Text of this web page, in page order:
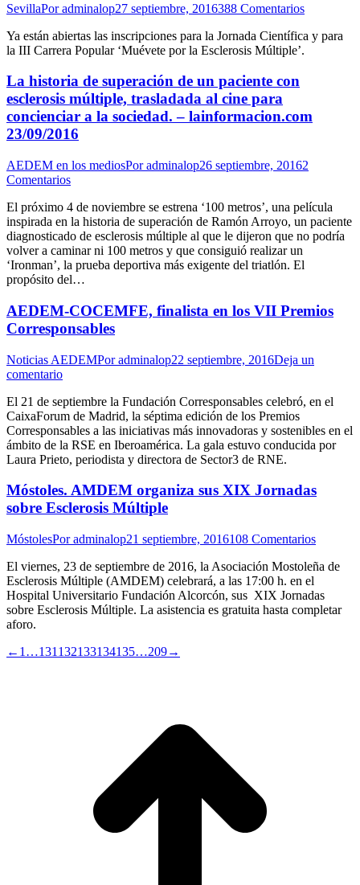
SevillaPoradminalop27 septiembre, 2016388 Comentarios
Ya están abiertas las inscripciones para la Jornada Científica y para
la III Carrera Popular ‘Muévete por la Esclerosis Múltiple’.
La historia de superación de un paciente con
esclerosis múltiple, trasladada al cine para
concienciar a la sociedad. – lainformacion.com
23/09/2016
AEDEM en los mediosPoradminalop26 septiembre, 20162
Comentarios
El próximo 4 de noviembre se estrena ‘100 metros’, una película
inspirada en la historia de superación de Ramón Arroyo, un paciente
diagnosticado de esclerosis múltiple al que le dijeron que no podría
volver a caminar ni 100 metros y que consiguió realizar un
‘Ironman’, la prueba deportiva más exigente del triatlón. El
propósito del…
AEDEM-COCEMFE, finalista en los VII Premios
Corresponsables
Noticias AEDEMPoradminalop22 septiembre, 2016Deja un
comentario
El 21 de septiembre la Fundación Corresponsables celebró, en el
CaixaForum de Madrid, la séptima edición de los Premios
Corresponsables a las iniciativas más innovadoras y sostenibles en el
ámbito de la RSE en Iberoamérica. La gala estuvo conducida por
Laura Prieto, periodista y directora de Sector3 de RNE.
Móstoles. AMDEM organiza sus XIX Jornadas
sobre Esclerosis Múltiple
MóstolesPoradminalop21 septiembre, 2016108 Comentarios
El viernes, 23 de septiembre de 2016, la Asociación Mostoleña de
Esclerosis Múltiple (AMDEM) celebrará, a las 17:00 h. en el
Hospital Universitario Fundación Alcorcón, sus XIX Jornadas
sobre Esclerosis Múltiple. La asistencia es gratuita hasta completar
aforo.
← 1 …131 132133134135…209→